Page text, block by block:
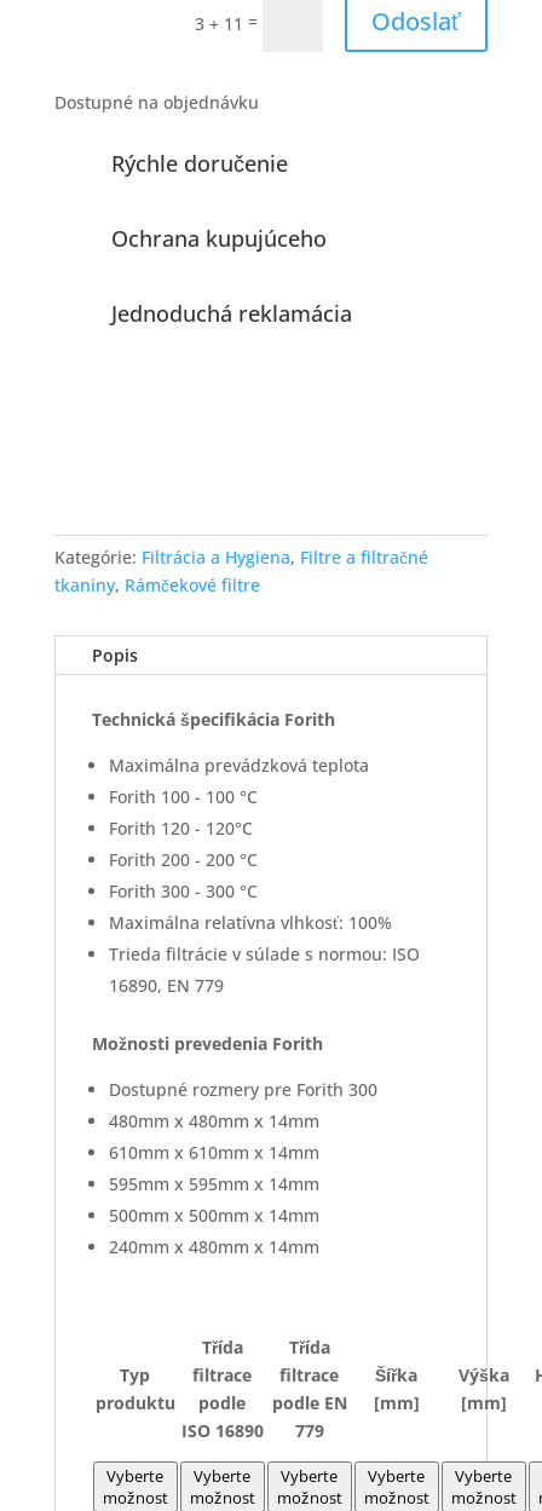
3 + 11 = Odoslať
Dostupné na objednávku
Rýchle doručenie
Ochrana kupujúceho
Jednoduchá reklamácia
Kategórie: Filtrácia a Hygiena, Filtre a filtračné
tkaniny, Rámčekové filtre
Popis
Technická špecifikácia Forith
Maximálna prevádzková teplota
Forith 100 - 100 °C
Forith 120 - 120°C
Forith 200 - 200 °C
Forith 300 - 300 °C
Maximálna relatívna vlhkosť: 100%
Trieda filtrácie v súlade s normou: ISO
16890, EN 779
Možnosti prevedenia Forith
Dostupné rozmery pre Forith 300
480mm x 480mm x 14mm
610mm x 610mm x 14mm
595mm x 595mm x 14mm
500mm x 500mm x 14mm
240mm x 480mm x 14mm
Typ
produktu
Třída
filtrace
podle
ISO 16890
Třída
filtrace
podle EN
779
Šířka
[mm]
Výška
[mm]
Vyberte
možnost
Vyberte
možnost
Vyberte
možnost
Vyberte
možnost
Vyberte
možnost